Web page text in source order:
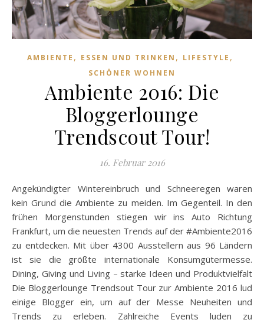
AMBIENTE , ESSEN UND TRINKEN , LIFESTYLE ,
SCHÖNER WOHNEN
Ambiente 2016: Die
Bloggerlounge
Trendscout Tour!
16. Februar 2016
Angekündigter Wintereinbruch und Schneeregen waren
kein Grund die Ambiente zu meiden. Im Gegenteil. In den
frühen Morgenstunden stiegen wir ins Auto Richtung
Frankfurt, um die neuesten Trends auf der #Ambiente2016
zu entdecken. Mit über 4300 Ausstellern aus 96 Ländern
ist sie die größte internationale Konsumgütermesse.
Dining, Giving und Living – starke Ideen und Produktvielfalt
Die Bloggerlounge Trendsout Tour zur Ambiente 2016 lud
einige Blogger ein, um auf der Messe Neuheiten und
Trends zu erleben. Zahlreiche Events luden zu